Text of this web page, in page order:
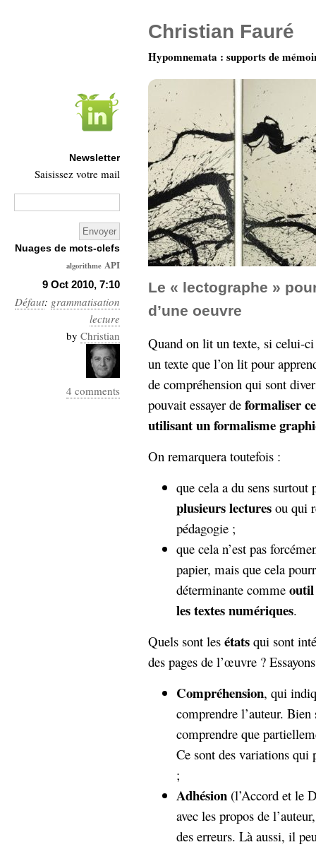
9 Oct 2010, 7:10
Défaut: grammatisation
lecture
by Christian
4 comments
Le « lectographe »
d’une oeuvre
Quand on lit un texte, si celui-ci
un texte que l’on lit pour
de compréhension qui sont
pouvait essayer de formaliser
utilisant un formalisme
On remarquera toutefois :
que cela a du sens
plusieurs lectures ou qui
pédagogie ;
que cela n’est pas
papier, mais que cela
déterminante comme outil
les textes numériques.
Quels sont les états qui sont
des pages de l’œuvre ?
Compréhension, qui
comprendre l’auteur.
comprendre que
Ce sont des variations
;
Adhésion (l’Accord et le
avec les propos de
des erreurs. Là aussi, il
Christian Fauré
Hypomnemata : supports de
Newsletter
Saisissez votre mail
Nuages de mots-clefs
algorithme API
Architecture
Ars-
Industrialis
business_model
cinéma
Cloud